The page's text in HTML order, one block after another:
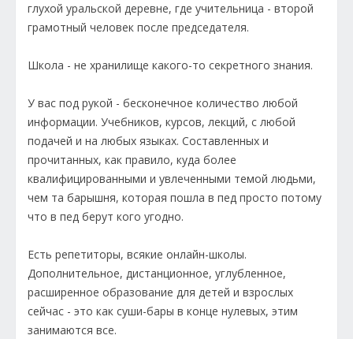
глухой уральской деревне, где учительница - второй
грамотный человек после председателя.
Школа - не хранилище какого-то секретного знания.
У вас под рукой - бесконечное количество любой
информации. Учебников, курсов, лекций, с любой
подачей и на любых языках. Составленных и
прочитанных, как правило, куда более
квалифицированными и увлеченными темой людьми,
чем та барышня, которая пошла в пед просто потому
что в пед берут кого угодно.
Есть репетиторы, всякие онлайн-школы.
Дополнительное, дистанционное, углубленное,
расширенное образование для детей и взрослых
сейчас - это как суши-бары в конце нулевых, этим
занимаются все.